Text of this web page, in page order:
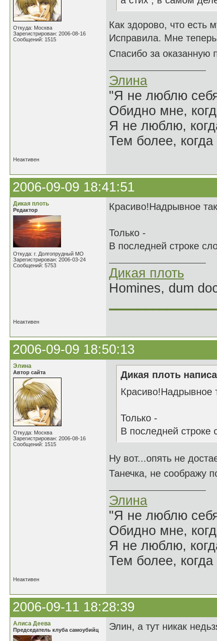
Откуда: Москва
Зарегистрирован: 2006-08-16
Сообщений: 1515
Как здорово, что есть
Исправила. Мне
Спасибо за оказанную
Элина
"Я не люблю
Обидно мне,
Я не люблю,
Тем более,
Неактивен
2006-09-09 18:41:51
Дикая плоть
Редактор
Откуда: г. Долгопрудный МО
Зарегистрирован: 2006-03-24
Сообщений: 5753
Красиво!Надрывное
Только -
В последней строке
Дикая плоть
Homines, dum
Неактивен
2006-09-09 18:50:13
Элина
Автор сайта
Откуда: Москва
Зарегистрирован: 2006-08-16
Сообщений: 1515
Дикая плоть
Красиво!Надрывное
Только -
В последней строке
Ну вот...опять не
Танечка, не соображу
Элина
"Я не люблю
Обидно мне,
Я не люблю,
Тем более,
Неактивен
2006-09-11 18:28:39
Алиса Деева
Председатель клуба самоубийц Элин, а тут никак